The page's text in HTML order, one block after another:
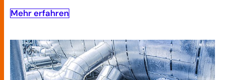
Mehr erfahren